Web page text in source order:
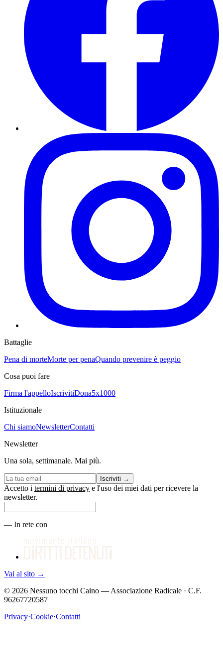
Battaglie
Pena di morteMorte per penaQuando prevenire è peggio
Cosa puoi fare
Firma l'appelloIscrivitiDona5x1000
Istituzionale
Chi siamoNewsletterContatti
Newsletter
Una sola, settimanale. Mai più.
Iscriviti →
Accetto i termini di privacy e l'uso dei miei dati per ricevere la
newsletter.
— In rete con
Vai al sito →
© 2026 Nessuno tocchi Caino — Associazione Radicale · C.F.
96267720587
Privacy·Cookie·Contatti